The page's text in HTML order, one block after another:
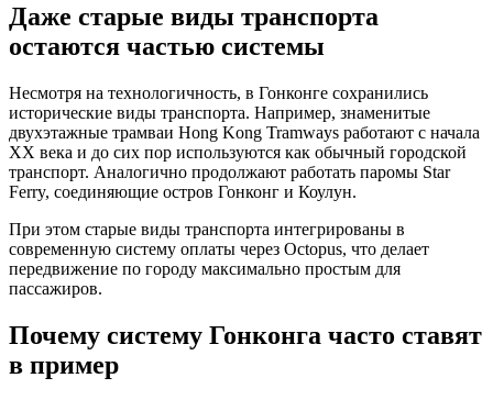
Даже старые виды транспорта
остаются частью системы
Несмотря на технологичность, в Гонконге сохранились
исторические виды транспорта. Например, знаменитые
двухэтажные трамваи Hong Kong Tramways работают с начала
XX века и до сих пор используются как обычный городской
транспорт. Аналогично продолжают работать паромы Star
Ferry, соединяющие остров Гонконг и Коулун.
При этом старые виды транспорта интегрированы в
современную систему оплаты через Octopus, что делает
передвижение по городу максимально простым для
пассажиров.
Почему систему Гонконга часто ставят
в пример